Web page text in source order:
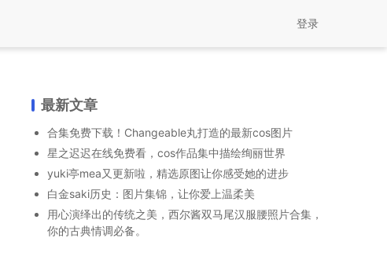
登录
最新文章
合集免费下载！Changeable丸打造的最新cos图片
星之迟迟在线免费看，cos作品集中描绘绚丽世界
yuki亭mea又更新啦，精选原图让你感受她的进步
白金saki历史：图片集锦，让你爱上温柔美
用心演绎出的传统之美，西尔酱双马尾汉服腰照片合集，
你的古典情调必备。